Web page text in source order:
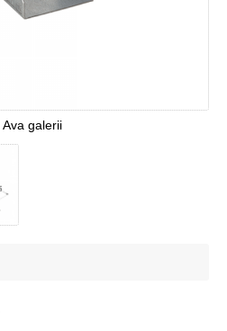
Ava galerii